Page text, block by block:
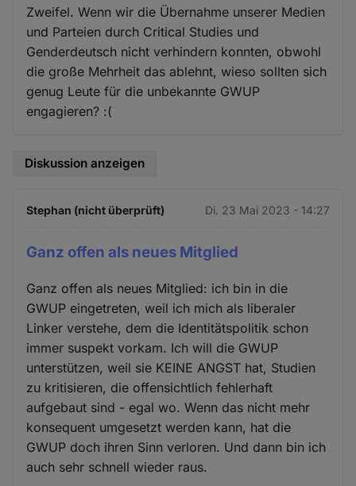
Zweifel. Wenn wir die Übernahme unserer Medien
und Parteien durch Critical Studies und
Genderdeutsch nicht verhindern konnten, obwohl
die große Mehrheit das ablehnt, wieso sollten sich
genug Leute für die unbekannte GWUP
engagieren? :(
Diskussion anzeigen
Stephan (nicht überprüft) Di. 23 Mai 2023 - 14:27
Ganz offen als neues Mitglied
Ganz offen als neues Mitglied: ich bin in die
GWUP eingetreten, weil ich mich als liberaler
Linker verstehe, dem die Identitätspolitik schon
immer suspekt vorkam. Ich will die GWUP
unterstützen, weil sie KEINE ANGST hat, Studien
zu kritisieren, die offensichtlich fehlerhaft
aufgebaut sind - egal wo. Wenn das nicht mehr
konsequent umgesetzt werden kann, hat die
GWUP doch ihren Sinn verloren. Und dann bin ich
auch sehr schnell wieder raus.